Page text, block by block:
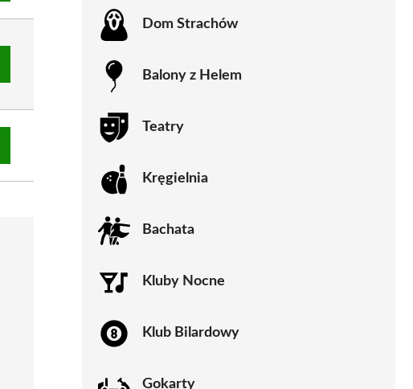
Dom Strachów
Balony z Helem
Teatry
Kręgielnia
Bachata
Kluby Nocne
Klub Bilardowy
Gokarty